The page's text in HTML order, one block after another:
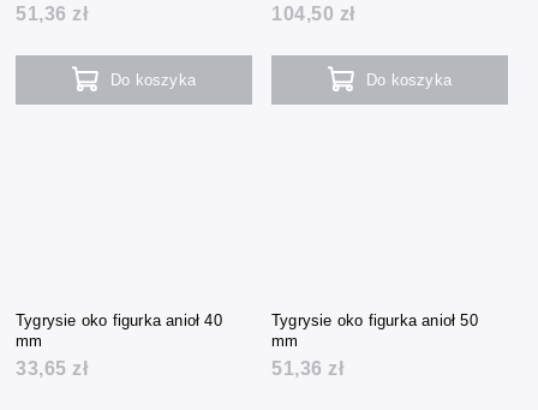
51,36 zł
Do koszyka
104,50 zł
Do koszyka
Tygrysie oko figurka anioł 40
mm
33,65 zł
Tygrysie oko figurka anioł 50
mm
51,36 zł